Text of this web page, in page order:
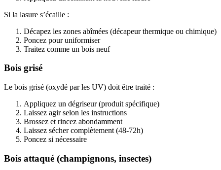
Si la lasure s’écaille :
Décapez les zones abîmées (décapeur thermique ou chimique)
Poncez pour uniformiser
Traitez comme un bois neuf
Bois grisé
Le bois grisé (oxydé par les UV) doit être traité :
Appliquez un dégriseur (produit spécifique)
Laissez agir selon les instructions
Brossez et rincez abondamment
Laissez sécher complètement (48-72h)
Poncez si nécessaire
Bois attaqué (champignons, insectes)